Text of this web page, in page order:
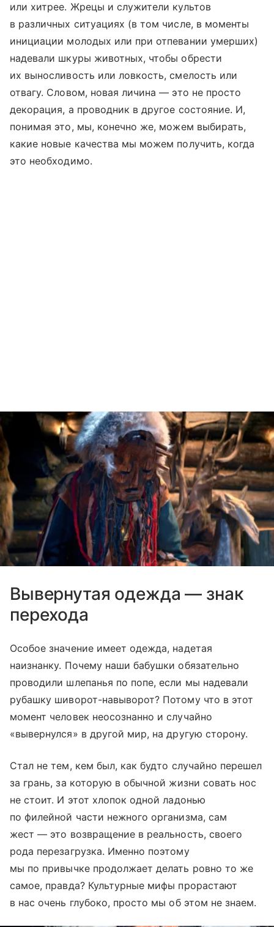
или хитрее. Жрецы и служители культов
в различных ситуациях (в том числе, в моменты
инициации молодых или при отпевании умерших)
надевали шкуры животных, чтобы обрести
их выносливость или ловкость, смелость или
отвагу. Словом, новая личина — это не просто
декорация, а проводник в другое состояние. И,
понимая это, мы, конечно же, можем выбирать,
какие новые качества мы можем получить, когда
это необходимо.
Вывернутая одежда — знак
перехода
Особое значение имеет одежда, надетая
наизнанку. Почему наши бабушки обязательно
проводили шлепанья по попе, если мы надевали
рубашку шиворот-навыворот? Потому что в этот
момент человек неосознанно и случайно
«вывернулся» в другой мир, на другую сторону.
Стал не тем, кем был, как будто случайно перешел
за грань, за которую в обычной жизни совать нос
не стоит. И этот хлопок одной ладонью
по филейной части нежного организма, сам
жест — это возвращение в реальность, своего
рода перезагрузка. Именно поэтому
мы по привычке продолжает делать ровно то же
самое, правда? Культурные мифы прорастают
в нас очень глубоко, просто мы об этом не знаем.